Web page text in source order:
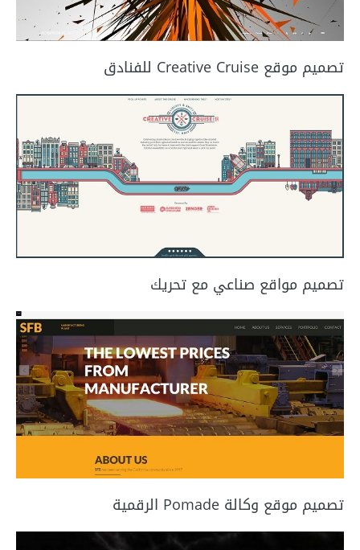
تصميم موقع Creative Cruise للفنادق
تصميم مواقع صناعي مع تحريك
تصميم موقع وكالة Pomade الرقمية